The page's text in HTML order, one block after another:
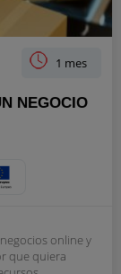
1 mes
NEGOCIO
online y
que quiera